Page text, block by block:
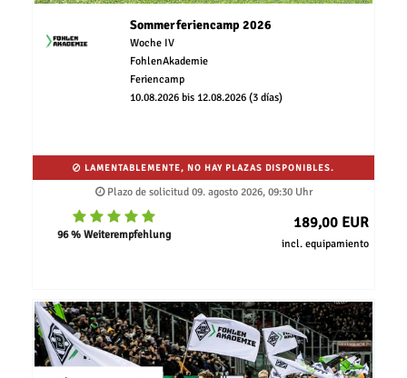
Sommerferiencamp 2026
Woche IV
FohlenAkademie
Feriencamp
10.08.2026 bis 12.08.2026 (3 días)
LAMENTABLEMENTE, NO HAY PLAZAS DISPONIBLES.
Plazo de solicitud 09. agosto 2026, 09:30 Uhr
96 % Weiterempfehlung
189,00 EUR
incl. equipamiento